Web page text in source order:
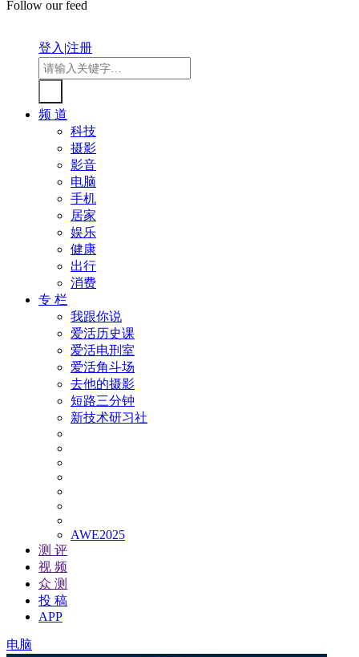
Follow our feed
登入|注册
频 道
科技
摄影
影音
电脑
手机
居家
娱乐
健康
出行
消费
专 栏
我跟你说
爱活历史课
爱活电刑室
爱活角斗场
去他的摄影
短路三分钟
新技术研习社
AWE2025
测 评
视 频
众 测
投 稿
APP
电脑